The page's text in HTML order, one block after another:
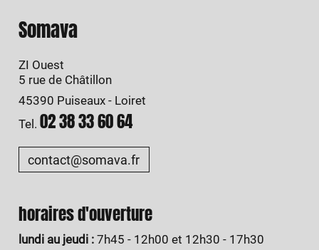
Somava
ZI Ouest
5 rue de Châtillon
45390 Puiseaux - Loiret
Tel. 02 38 33 60 64
contact@somava.fr
horaires d'ouverture
lundi au jeudi : 7h45 - 12h00 et 12h30 - 17h30